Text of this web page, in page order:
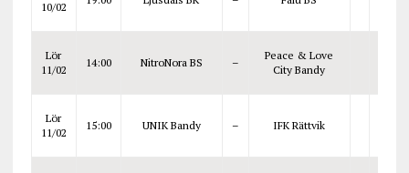
10/02
Lör
11/02
14:00 NitroNora BS –
Peace & Love
City Bandy
Lör
11/02
15:00 UNIK Bandy – IFK Rättvik